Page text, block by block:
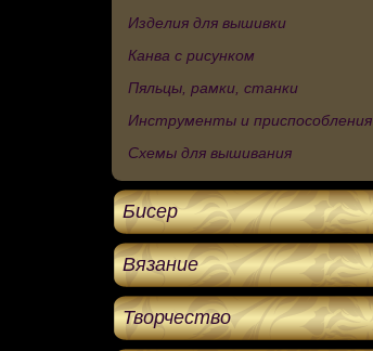
Изделия для вышивки
Канва с рисунком
Пяльцы, рамки, станки
Инструменты и приспособления
Схемы для вышивания
Бисер
Вязание
Творчество